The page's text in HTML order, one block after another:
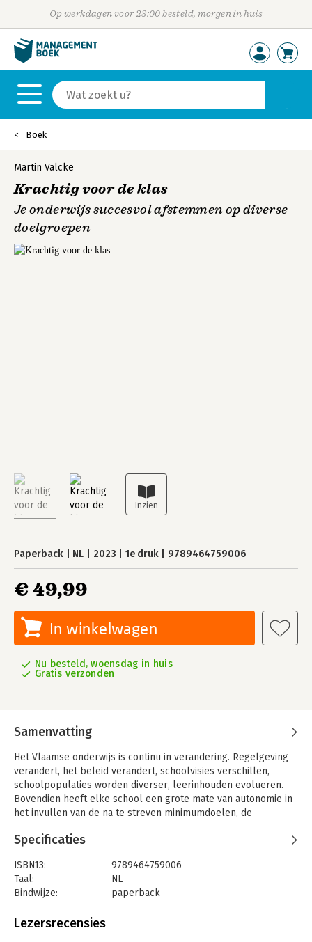
Op werkdagen voor 23:00 besteld, morgen in huis
Boek
Martin Valcke
Krachtig voor de klas
Je onderwijs succesvol afstemmen op diverse
doelgroepen
Paperback NL 2023 1e druk 9789464759006
€ 49,99
In winkelwagen
Nu besteld, woensdag in huis
Gratis verzonden
Samenvatting
Het Vlaamse onderwijs is continu in verandering. Regelgeving
verandert, het beleid verandert, schoolvisies verschillen,
schoolpopulaties worden diverser, leerinhouden evolueren.
Bovendien heeft elke school een grote mate van autonomie in
het invullen van de na te streven minimumdoelen, de
Wat wérkt nu echt, in het onderwijs en in jouw klas? Krachtig
leraarschap blijkt een combinatie van klassieke
instructiemethodes met innovatieve aanpakken en
onderwijstechnologieën. De auteurs preken niet de revolutie,
en nieuwe aanpakken evalueert op hun waarde voor jouw
Specificaties
ISBN13:
9789464759006
Taal:
NL
Bindwijze:
paperback
Uitgever:
Lezersrecensies